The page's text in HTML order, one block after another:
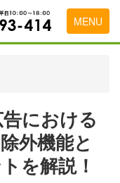
MENU
告における
外機能と
を解説！